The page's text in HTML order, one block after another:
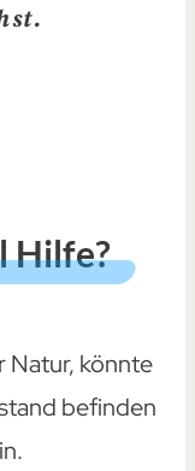
Hilfe?
Natur, könnte
befinden